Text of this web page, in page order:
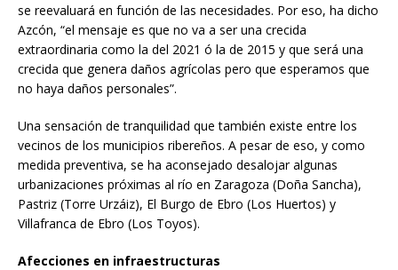
se reevaluará en función de las necesidades. Por eso, ha dicho
Azcón, “el mensaje es que no va a ser una crecida
extraordinaria como la del 2021 ó la de 2015 y que será una
crecida que genera daños agrícolas pero que esperamos que
no haya daños personales”.
Una sensación de tranquilidad que también existe entre los
vecinos de los municipios ribereños. A pesar de eso, y como
medida preventiva, se ha aconsejado desalojar algunas
urbanizaciones próximas al río en Zaragoza (Doña Sancha),
Pastriz (Torre Urzáiz), El Burgo de Ebro (Los Huertos) y
Villafranca de Ebro (Los Toyos).
Afecciones en infraestructuras